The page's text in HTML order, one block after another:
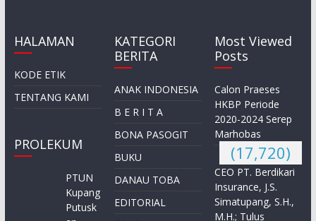
HALAMAN
KODE ETIK
TENTANG KAMI
PROLEKUM
PTUN
Kupang
Putusk
KATEGORI
BERITA
ANAK INDONESIA
B E R I T A
BONA PASOGIT
BUKU
DANAU TOBA
EDITORIAL
Most Viewed
Posts
Calon Praeses
HKBP Periode
2020-2024 Serep
Marhobas
(17,720)
CEO PT. Berdikari
Insurance, J.S.
Simatupang, S.H.,
M.H.; Tulus